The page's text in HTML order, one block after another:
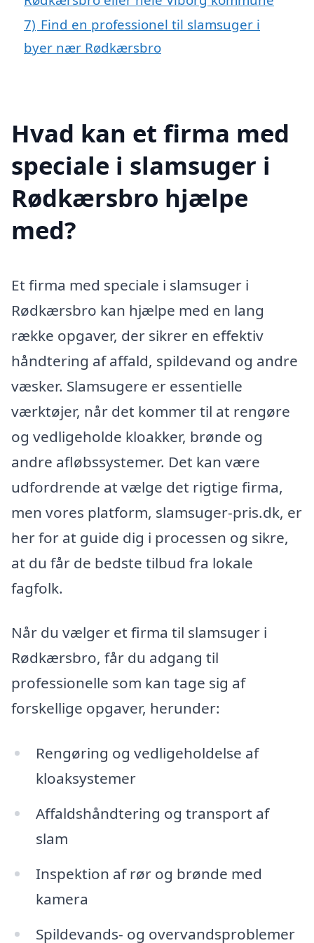
7) Find en professionel til slamsuger i
byer nær Rødkærsbro
Hvad kan et firma med
speciale i slamsuger i
Rødkærsbro hjælpe
med?
Et firma med speciale i slamsuger i
Rødkærsbro kan hjælpe med en lang
række opgaver, der sikrer en effektiv
håndtering af affald, spildevand og andre
væsker. Slamsugere er essentielle
værktøjer, når det kommer til at rengøre
og vedligeholde kloakker, brønde og
andre afløbssystemer. Det kan være
udfordrende at vælge det rigtige firma,
men vores platform, slamsuger-pris.dk, er
her for at guide dig i processen og sikre,
at du får de bedste tilbud fra lokale
fagfolk.
Når du vælger et firma til slamsuger i
Rødkærsbro, får du adgang til
professionelle som kan tage sig af
forskellige opgaver, herunder:
Rengøring og vedligeholdelse af
kloaksystemer
Affaldshåndtering og transport af
slam
Inspektion af rør og brønde med
kamera
Spildevands- og overvandsproblemer